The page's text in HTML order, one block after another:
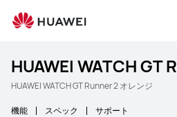
HUAWEI WATCH GT
HUAWEI WATCH GT Runner 2 オレンジ
機能 スペック サポート